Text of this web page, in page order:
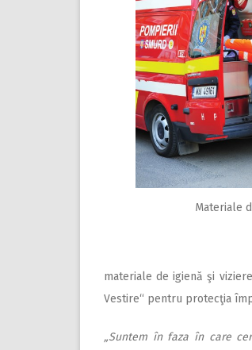
Materiale
materiale de igienă şi
Vestire“ pentru protecţia
„Suntem în faza în care